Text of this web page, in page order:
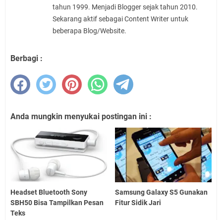
tahun 1999. Menjadi Blogger sejak tahun 2010.
Sekarang aktif sebagai Content Writer untuk
beberapa Blog/Website.
Berbagi :
Anda mungkin menyukai postingan ini :
Headset Bluetooth Sony
SBH50 Bisa Tampilkan Pesan
Teks
Samsung Galaxy S5 Gunakan
Fitur Sidik Jari